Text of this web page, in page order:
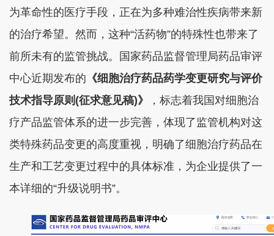
为革命性的医疗手段，正在为多种难治性疾病带来新
的治疗希望。然而，这种“活药物”的特殊性也带来了
前所未有的监管挑战。国家药品监督管理局药品审评
中心近期发布的 《细胞治疗药品药学变更研究与评价
技术指导原则(征求意见稿)》
，标志着我国对细胞治
疗产品监管体系的进一步完善，体现了监管机构对这
类特殊药品变更的高度重视，明确了细胞治疗药品在
生产和工艺变更过程中的具体标准，为企业提供了一
本详细的“升级说明书”。